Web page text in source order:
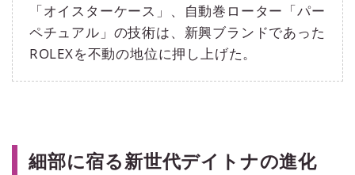
「オイスターケース」、自動巻ローター「パー
ペチュアル」の技術は、新興ブランドであった
ROLEXを不動の地位に押し上げた。
細部に宿る新世代デイトナの進化